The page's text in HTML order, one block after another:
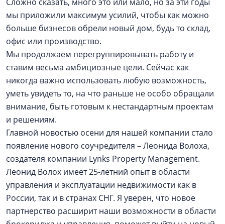
мы приложили максимум усилий, чтобы как можно
больше бизнесов обрели новый дом, будь то склад,
офис или производство.
Мы продолжаем перегруппировывать работу и
ставим весьма амбициозные цели. Сейчас как
никогда важно использовать любую возможность,
уметь увидеть то, на что раньше не особо обращали
внимание, быть готовым к нестандартным проектам
и решениям.
Главной новостью осени для нашей компании стало
появление нового соучредителя – Леонида Волоха,
создателя компании Lynks Property Management.
Леонид Волох имеет 25-летний опыт в области
управления и эксплуатации недвижимости как в
России, так и в странах СНГ. Я уверен, что новое
партнерство расширит наши возможности в области